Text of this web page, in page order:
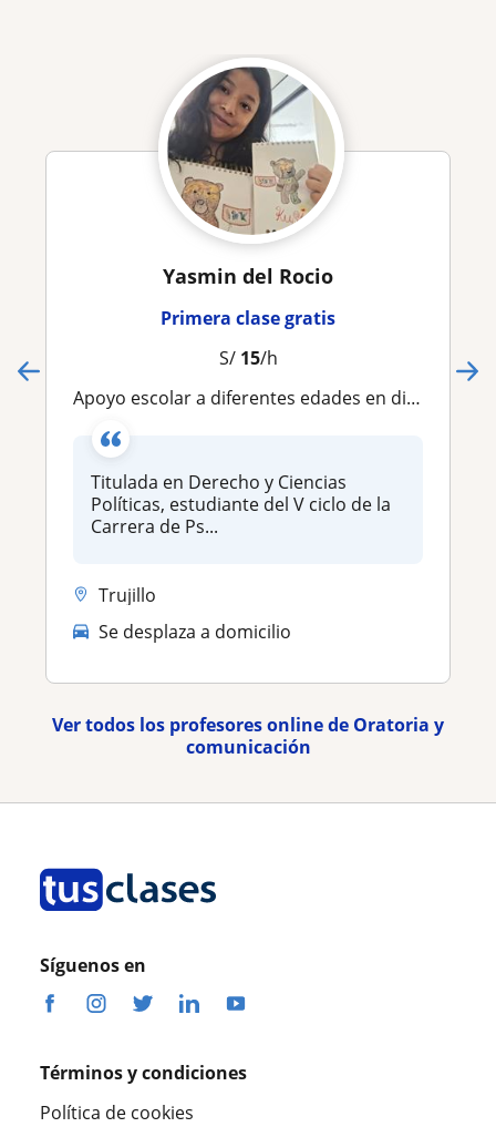
Yasmin del Rocio
Primera clase gratis
S/ 15/h
Apoyo escolar a diferentes edades en diferentes materias
Titulada en Derecho y Ciencias
Políticas, estudiante del V ciclo de la
Carrera de Ps...
Trujillo
Se desplaza a domicilio
Ver todos los profesores online de Oratoria y
comunicación
Síguenos en
Términos y condiciones
Política de cookies